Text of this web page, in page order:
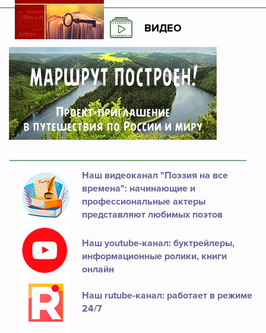
ВИДЕО
Наш видеоканал "Поэзия на все
времена": начинающие и
профессиональные актеры
представляют любимых поэтов
Наш youtube-канал: буктрейлеры,
информационные ролики, книги
онлайн
Наш rutube-канал: работает в режиме
24/7